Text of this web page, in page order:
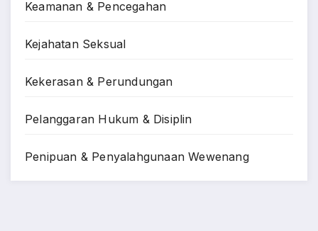
Keamanan & Pencegahan
Kejahatan Seksual
Kekerasan & Perundungan
Pelanggaran Hukum & Disiplin
Penipuan & Penyalahgunaan Wewenang